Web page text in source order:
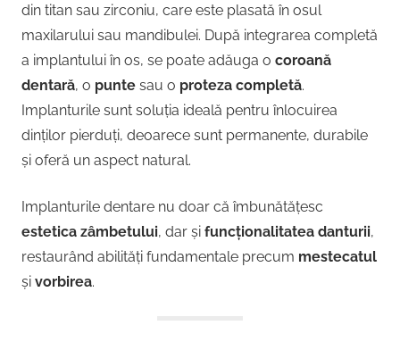
din titan sau zirconiu, care este plasată în osul
maxilarului sau mandibulei. După integrarea completă
a implantului în os, se poate adăuga o coroană
dentară, o punte sau o proteza completă.
Implanturile sunt soluția ideală pentru înlocuirea
dinților pierduți, deoarece sunt permanente, durabile
și oferă un aspect natural.
Implanturile dentare nu doar că îmbunătățesc
estetica zâmbetului, dar și funcționalitatea danturii,
restaurând abilități fundamentale precum mestecatul
și vorbirea.